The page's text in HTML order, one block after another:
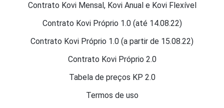
Contrato Kovi Mensal, Kovi Anual e Kovi Flexível
Contrato Kovi Próprio 1.0 (até 14.08.22)
Contrato Kovi Próprio 1.0 (a partir de 15.08.22)
Contrato Kovi Próprio 2.0
Tabela de preços KP 2.0
Termos de uso